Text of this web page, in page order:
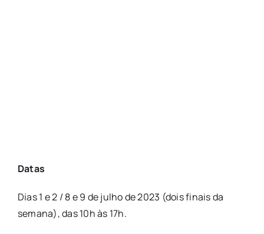
Datas
Dias 1 e 2 / 8 e 9 de julho de 2023 (dois finais da
semana), das 10h às 17h.